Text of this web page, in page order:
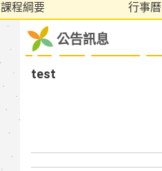
課程綱要 行事曆
公告訊息
test